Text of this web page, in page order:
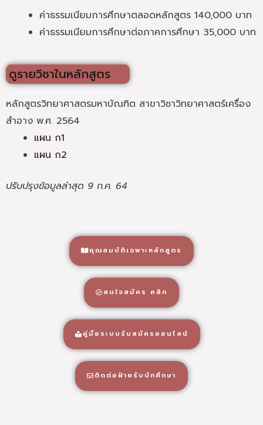
ค่าธรรมเนียมการศึกษาตลอดหลักสูตร 140,000 บาท
ค่าธรรมเนียมการศึกษาต่อภาคการศึกษา 35,000 บาท
ดูรายวิชาในหลักสูตร
หลักสูตรวิทยาศาสตรมหาบัณฑิต สาขาวิชาวิทยาศาสตร์เครื่อง
สำอาง พ.ศ. 2564
แผน ก1
แผน ก2
ปรับปรุงข้อมูลล่าสุด 9 ก.ค. 64
คุณสมบัติเฉพาะหลักสูตร
สนใจสมัคร คลิก
คู่มือระบบรับสมัครออนไลน์
ติดต่อฝ่ายรับนักศึกษา